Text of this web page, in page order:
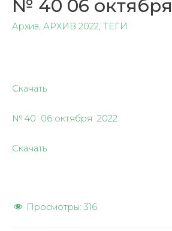
№ 40 06
Архив, АРХИВ 2022, ТЕГИ
Скачать
№ 40 06 октября 2022
Скачать
Просмотры: 316